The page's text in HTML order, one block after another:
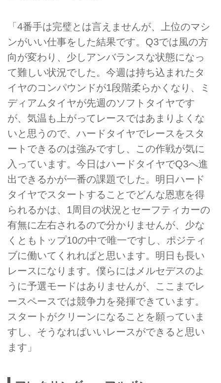
「4番手は完璧とは言えませんが、上位のマシ
ンがいい仕事をした結果です。Q3では風の方
向が変わり、少しアンバランスな状態になっ
て難しい状況でした。今週は持ち込まれたタ
イヤのコンパウンドが1段階柔らかくなり、ミ
ディアムタイヤが先週のソフトタイヤです
が、気温も上がってレースではあまりよくな
いと思うので、ハードタイヤでレースをスタ
ートできるのは強みですし、この作戦が気に
入っています。今日はハードタイヤでQ3へ進
出できるかが一番の課題でした。明日ハード
タイヤでスタートすることでどんな恩恵を得
られるかは、1周目の状況とセーフティカーの
有無に左右されるので分かりませんが、少な
くともトップ10の中で唯一ですし、ポジティ
ブに働いてくれればと思います。明日も長い
レースになります。僕らにはメルセデスのよ
うに予選モードはありませんが、ここまでレ
ースペースでは競争力を発揮できています。
スタートがクリーンになることを願っていま
すし、そうなればいいレースができると思い
ます」